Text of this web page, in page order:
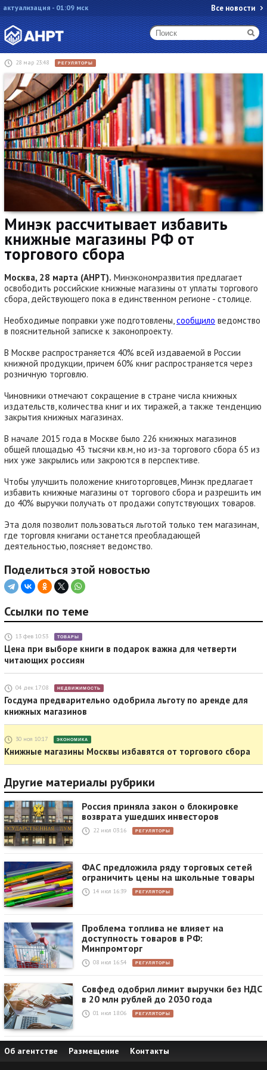
актуализация - 01:09 мск Все новости
28 мар 23:48 РЕГУЛЯТОРЫ
Минэк рассчитывает избавить
книжные магазины РФ от
торгового сбора
Москва, 28 марта (АНРТ). Минэкономразвития предлагает
освободить российские книжные магазины от уплаты торгового
сбора, действующего пока в единственном регионе - столице.
Необходимые поправки уже подготовлены,сообщило ведомство
в пояснительной записке к законопроекту.
В Москве распространяется 40% всей издаваемой в России
книжной продукции, причем 60% книг распространяется через
розничную торговлю.
Чиновники отмечают сокращение в стране числа книжных
издательств, количества книг и их тиражей, а также тенденцию
закрытия книжных магазинах.
В начале 2015 года в Москве было 226 книжных магазинов
общей площадью 43 тысячи кв.м, но из-за торгового сбора 65 из
них уже закрылись или закроются в перспективе.
Чтобы улучшить положение книготорговцев, Минэк предлагает
избавить книжные магазины от торгового сбора и разрешить им
до 40% выручки получать от продажи сопутствующих товаров.
Эта доля позволит пользоваться льготой только тем магазинам,
где торговля книгами останется преобладающей
деятельностью, поясняет ведомство.
Поделиться этой новостью
Ссылки по теме
13 фев 10:53 ТОВАРЫ
Цена при выборе книги в подарок важна для четверти
читающих россиян
04 дек 17:08 НЕДВИЖИМОСТЬ
Госдума предварительно одобрила льготу по аренде для
книжных магазинов
30 ноя 10:17 ЭКОНОМИКА
Книжные магазины Москвы избавятся от торгового сбора
Другие материалы рубрики
Россия приняла закон о блокировке
возврата ушедших инвесторов
22 июл 03:16 РЕГУЛЯТОРЫ
ФАС предложила ряду торговых сетей
ограничить цены на школьные товары
14 июл 16:39 РЕГУЛЯТОРЫ
Проблема топлива не влияет на
доступность товаров в РФ:
Минпромторг
08 июл 16:54 РЕГУЛЯТОРЫ
Совфед одобрил лимит выручки без НДС
в 20 млн рублей до 2030 года
01 июл 18:06 РЕГУЛЯТОРЫ
Об агентстве Размещение Контакты